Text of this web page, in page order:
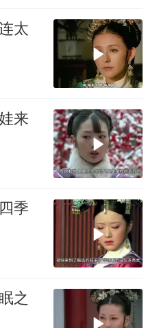
太
来
季
之